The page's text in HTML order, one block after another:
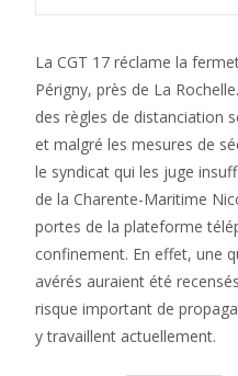
La CGT 17 réclame la
Périgny, près de La
des règles de distanciation
et malgré les mesures de
le syndicat qui les juge
de la Charente-Maritime
portes de la plateforme
confinement. En effet, une
avérés auraient été
risque important de
y travaillent actuellement.